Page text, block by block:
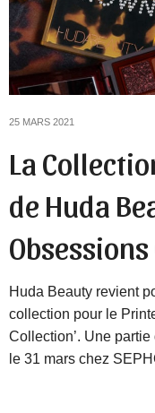
25 MARS 2021
La
de Huda
Huda Beauty revient
collection pour le
Collection’. Une
le 31 mars chez